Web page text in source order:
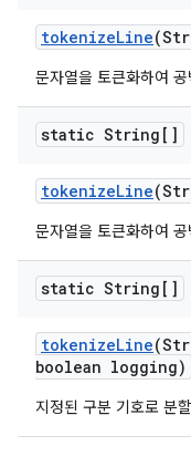
tokenizeLine
문자열을 토큰화하여
static String[]
tokenizeLine
문자열을 토큰화하여
static String[]
tokenizeLine
boolean logging)
지정된 구분 기호로 분